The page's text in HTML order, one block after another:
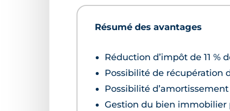
Résumé des avantages
Réduction d’impôt de 11
Possibilité de récupération
Possibilité
Gestion du bien